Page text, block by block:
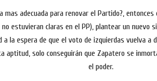
mas adecuada para renovar el Partido?,
estuvieran claras en el PP), plantear un nuevo
a la espera de que el voto de izquierdas vuelva a
aptitud, solo conseguirán que Zapatero se
el poder.